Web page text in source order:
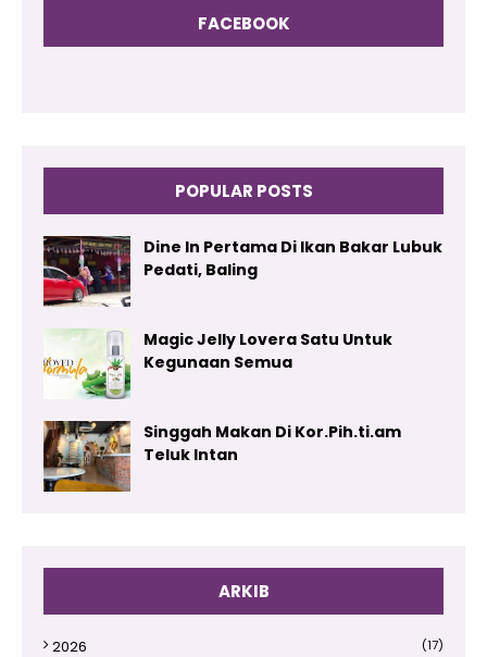
FACEBOOK
POPULAR POSTS
Dine In Pertama Di Ikan Bakar Lubuk
Pedati, Baling
Magic Jelly Lovera Satu Untuk
Kegunaan Semua
Singgah Makan Di Kor.Pih.ti.am
Teluk Intan
ARKIB
2026 (17)